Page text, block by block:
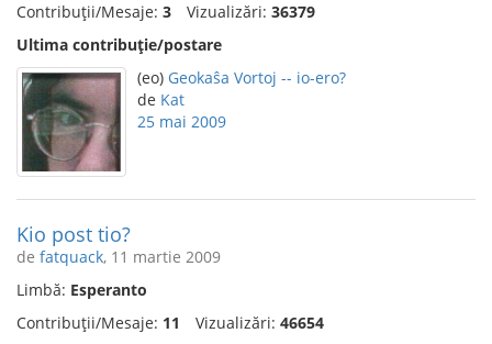
Contribuții/Mesaje: 3 Vizualizări: 36379
Ultima contribuție/postare
(eo) Geokaŝa Vortoj -- io-ero?
de Kat
25 mai 2009
Kio post tio?
de fatquack, 11 martie 2009
Limbă: Esperanto
Contribuții/Mesaje: 11 Vizualizări: 46654